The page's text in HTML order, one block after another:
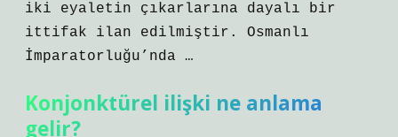
iki eyaletin çıkarlarına dayalı bir
ittifak ilan edilmiştir. Osmanlı
İmparatorluğu’nda …
Konjonktürel ilişki ne anlama
gelir?